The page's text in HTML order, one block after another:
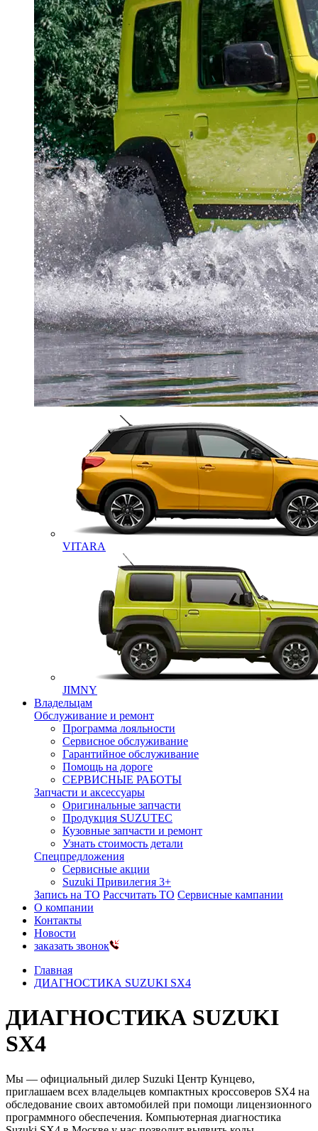
VITARA
JIMNY
Владельцам
Обслуживание и ремонт
Программа лояльности
Сервисное обслуживание
Гарантийное обслуживание
Помощь на дороге
СЕРВИСНЫЕ РАБОТЫ
Запчасти и аксессуары
Оригинальные запчасти
Продукция SUZUTEC
Кузовные запчасти и ремонт
Узнать стоимость детали
Спецпредложения
Сервисные акции
Suzuki Привилегия 3+
Запись на ТО Рассчитать ТО Сервисные кампании
О компании
Контакты
Новости
заказать звонок
Главная
ДИАГНОСТИКА SUZUKI SX4
ДИАГНОСТИКА SUZUKI
SX4
Мы — официальный дилер Suzuki Центр Кунцево,
приглашаем всех владельцев компактных кроссоверов SX4 на
обследование своих автомобилей при помощи лицензионного
программного обеспечения. Компьютерная диагностика